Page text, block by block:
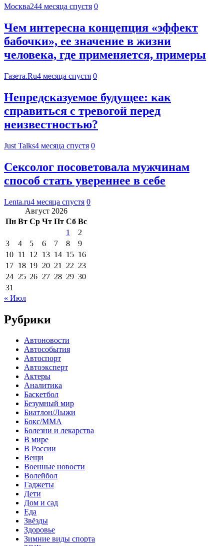
Москва244 месяца спустя 0
Чем интересна концепция «эффект
бабочки», ее значение в жизни
человека, где применяется, примеры
Газета.Ru4 месяца спустя 0
Непредсказуемое будущее: как
справиться с тревогой перед
неизвестностью?
Just Talks4 месяца спустя 0
Сексолог посоветовала мужчинам
способ стать увереннее в себе
Lenta.ru4 месяца спустя 0
Август 2026
Пн Вт Ср Чт Пт Сб Вс
1
2
3
4 5 6 7 8
9
10 11 12 13 14 15 16
17 18 19 20 21 22 23
24 25 26 27 28 29 30
31
« Июл
Рубрики
Автоновости
Автособытия
Автоспорт
Автоэксперт
Актеры
Аналитика
Баскетбол
Безумный мир
Биатлон/Лыжи
Бокс/MMA
Болезни и лекарства
В мире
В России
Вещи
Военные новости
Волейбол
Гаджеты
Дети
Дом и сад
Еда
Звёзды
Здоровье
Зимние виды спорта